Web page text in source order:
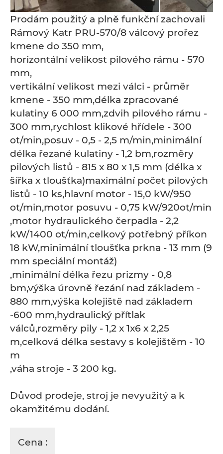
Prodám použitý a plně funkční zachovali
Rámový Katr PRU-570/8 válcový prořez
kmene do 350 mm,
horizontální velikost pilového rámu - 570
mm,
vertikální velikost mezi válci - průměr
kmene - 350 mm,délka zpracované
kulatiny 6 000 mm,zdvih pilového rámu -
300 mm,rychlost klikové hřídele - 300
ot/min,posuv - 0,5 - 2,5 m/min,minimální
délka řezané kulatiny - 1,2 bm,rozměry
pilových listů - 815 x 80 x 1,5 mm (délka x
šířka x tloušťka)maximální počet pilových
listů - 10 ks,hlavní motor - 15,0 kW/950
ot/min,motor posuvu - 0,75 kW/920ot/min
,motor hydraulického čerpadla - 2,2
kW/1400 ot/min,celkový potřebný příkon
18 kW,minimální tloušťka prkna - 13 mm (9
mm speciální montáž)
,minimální délka řezu prizmy - 0,8
bm,výška úrovně řezání nad základem -
880 mm,výška kolejiště nad základem
-600 mm,hydraulický přítlak
válců,rozměry pily - 1,2 x 1x6 x 2,25
m,celková délka sestavy s kolejištěm - 10
m
,váha stroje - 3 200 kg.
Důvod prodeje, stroj je nevyužitý a k
okamžitému dodání.
Cena :